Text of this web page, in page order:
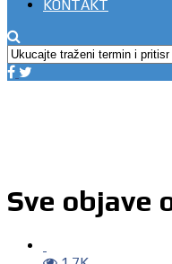
KONTAKT
Sve objave